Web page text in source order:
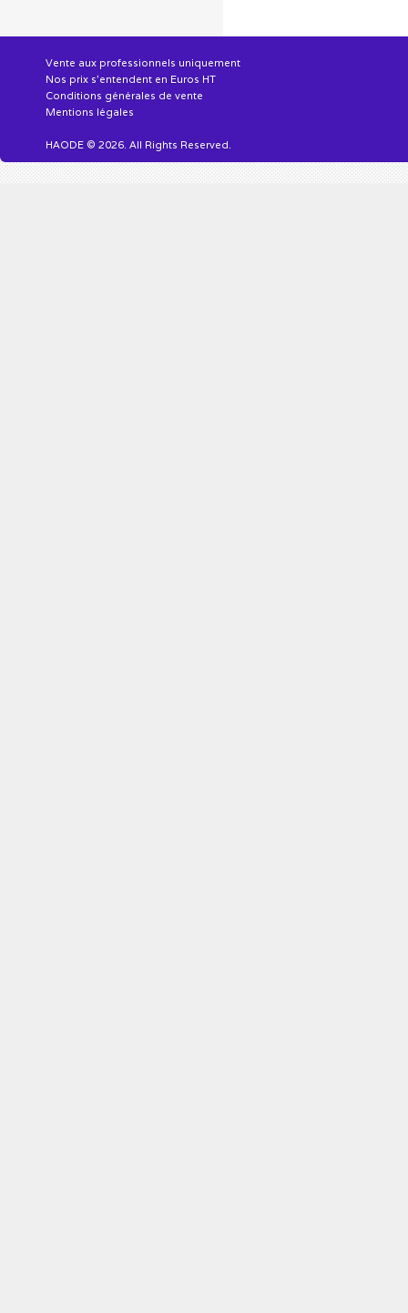
Vente aux professionnels uniquement
Nos prix s'entendent en Euros HT
Conditions générales de vente
Mentions légales
HAODE © 2026. All Rights Reserved.